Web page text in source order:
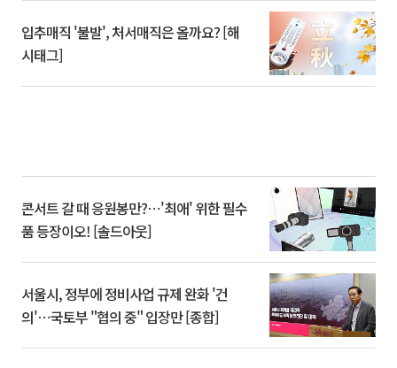
입추매직 '불발', 처서매직은 올까요? [해
시태그]
콘서트 갈 때 응원봉만?⋯'최애' 위한 필수
품 등장이오! [솔드아웃]
서울시, 정부에 정비사업 규제 완화 '건
의'⋯국토부 "협의 중" 입장만 [종합]